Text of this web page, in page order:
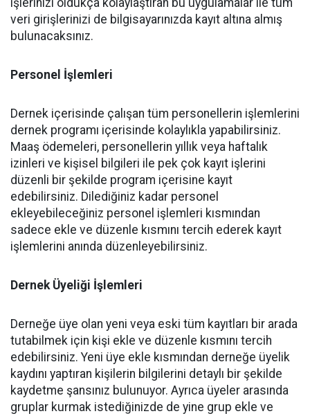
işlerinizi oldukça kolaylaştıran bu uygulamalar ile tüm
veri girişlerinizi de bilgisayarınızda kayıt altına almış
bulunacaksınız.
Personel İşlemleri
Dernek içerisinde çalışan tüm personellerin işlemlerini
dernek programı içerisinde kolaylıkla yapabilirsiniz.
Maaş ödemeleri, personellerin yıllık veya haftalık
izinleri ve kişisel bilgileri ile pek çok kayıt işlerini
düzenli bir şekilde program içerisine kayıt
edebilirsiniz. Dilediğiniz kadar personel
ekleyebileceğiniz personel işlemleri kısmından
sadece ekle ve düzenle kısmını tercih ederek kayıt
işlemlerini anında düzenleyebilirsiniz.
Dernek Üyeliği İşlemleri
Derneğe üye olan yeni veya eski tüm kayıtları bir arada
tutabilmek için kişi ekle ve düzenle kısmını tercih
edebilirsiniz. Yeni üye ekle kısmından derneğe üyelik
kaydını yaptıran kişilerin bilgilerini detaylı bir şekilde
kaydetme şansınız bulunuyor. Ayrıca üyeler arasında
gruplar kurmak istediğinizde de yine grup ekle ve